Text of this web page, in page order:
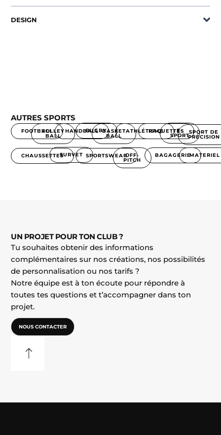
DESIGN
AUTRES SPORTS
FOOTBALLVOLLEY
BALL
HANDBALL
RUGBYBASKET
BALL
ATHLÉTISMERAQUETTES
E-
SPORT
SPORT DE
PRÉCISION
CHAUSSETTESSURVET SPORTSWEAROFF-
PITCH
BAGAGERIEMATERIEL
UN PROJET POUR TON CLUB ?
Tu souhaites obtenir des informations
complémentaires sur nos créations, nos possibilités
de personnalisation ou nos tarifs ?
Notre équipe est à ton écoute pour répondre à
toutes tes questions et t’accompagner dans ton
projet.
NOUS CONTACTER